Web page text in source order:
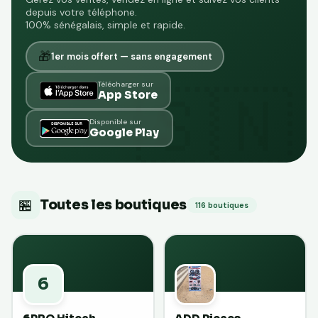
depuis votre téléphone.
100% sénégalais, simple et rapide.
🎁1er mois offert — sans engagement
Télécharger sur
App Store
Disponible sur
Google Play
🏪 Toutes les boutiques 116 boutiques
6